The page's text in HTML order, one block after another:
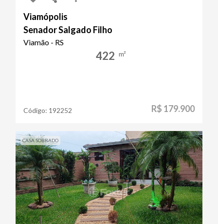
Viamópolis
Senador Salgado Filho
Viamão - RS
422 m²
Código: 192252 R$ 179.900
CASA SOBRADO